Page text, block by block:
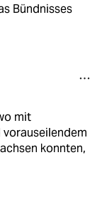
Bündnisses
mit
konnten,